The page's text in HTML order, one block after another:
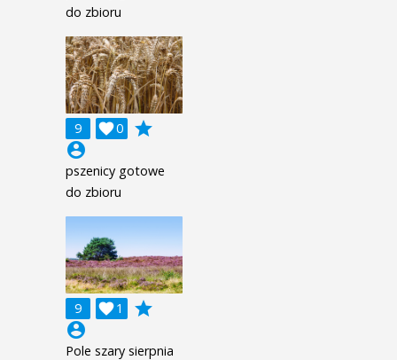
do zbioru
9 0

grade
account_circle
pszenicy gotowe
do zbioru
9 1

grade
account_circle
Pole szary sierpnia